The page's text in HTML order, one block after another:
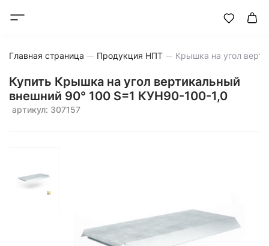
Главная страница Продукция НПТ Крышка на угол
Купить Крышка на угол вертикальный
внешний 90° 100 S=1 КУН90-100-1,0
артикул: 307157